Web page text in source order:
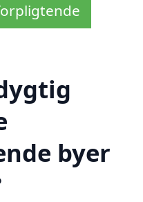
byer